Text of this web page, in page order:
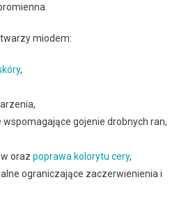
miodem:
,
gojenie drobnych ran,
oraz poprawa kolorytu cery,
ograniczające zaczerwienienia i